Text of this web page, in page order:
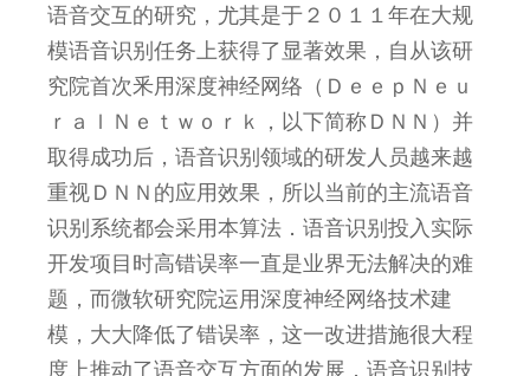
语音交互的研究，尤其是于２０１１年在大规
模语音识别任务上获得了显著效果，自从该研
究院首次釆用深度神经网络（ＤｅｅｐＮｅｕ
ｒａｌＮｅｔｗｏｒｋ，以下简称ＤＮＮ）并
取得成功后，语音识别领域的研发人员越来越
重视ＤＮＮ的应用效果，所以当前的主流语音
识别系统都会采用本算法．语音识别投入实际
开发项目时高错误率一直是业界无法解决的难
题，而微软研究院运用深度神经网络技术建
模，大大降低了错误率，这一改进措施很大程
度上推动了语音交互方面的发展．语音识别技